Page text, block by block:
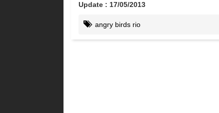
Update : 17/05/2013
angry birds rio